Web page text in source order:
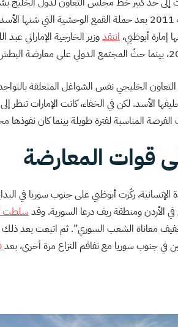
رسميًا عضوية سوريا في سنة 2011 بعد حملة القمع
إمارة أبوظبي، انتقدوزير الخارجية الإماراتي عبد
الأسد. لكن في الخفاء، كانت الإمارات تنظر
الفرصة المناسبة لفترة طويلة بينما كان نفوذها
قوات المعارضة
ركّزت أبوظبي على جنوب سوريا في
الأردن ومنطقة ريف درعا السورية. وقدسلطت
معاناة الشعب السوري”. ثم اتبعت بعد ذلك
في جنوب سوريا مع تفاقم النزاع مرة أخرى، بعد